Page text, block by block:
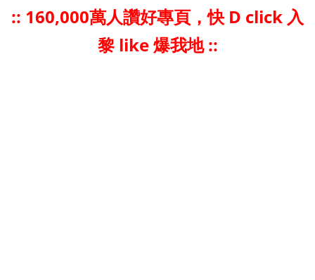
:: 160,000萬人讚好專頁，快 D click 入
黎 like 爆我地 ::